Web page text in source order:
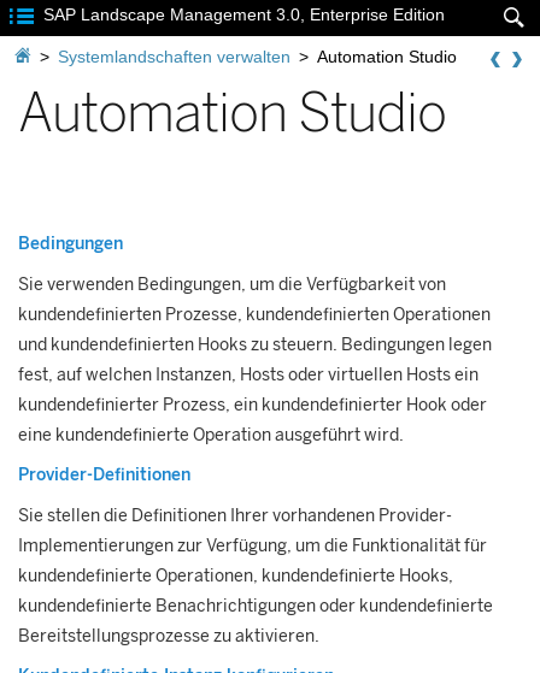

 SAP Landscape Management 3.0, Enterprise Edition
 > Systemlandschaften verwalten > Automation Studio
Automation Studio
Bedingungen
Sie verwenden Bedingungen, um die Verfügbarkeit von
kundendefinierten Prozesse, kundendefinierten Operationen
und kundendefinierten Hooks zu steuern. Bedingungen legen
fest, auf welchen Instanzen, Hosts oder virtuellen Hosts ein
kundendefinierter Prozess, ein kundendefinierter Hook oder
eine kundendefinierte Operation ausgeführt wird.
Provider-Definitionen
Sie stellen die Definitionen Ihrer vorhandenen Provider-
Implementierungen zur Verfügung, um die Funktionalität für
kundendefinierte Operationen, kundendefinierte Hooks,
kundendefinierte Benachrichtigungen oder kundendefinierte
Bereitstellungsprozesse zu aktivieren.